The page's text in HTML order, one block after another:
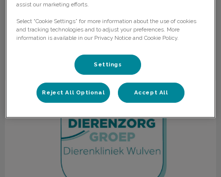
Filteren met
Reset
Samenwerking dierenklinieken
assist our marketing efforts.
Select “Cookie Settings” for more information about the use of cookies
and tracking technologies and to adjust your preferences. More
information is available in our Privacy Notice and Cookie Policy.
Settings
Reject All Optional Accept All